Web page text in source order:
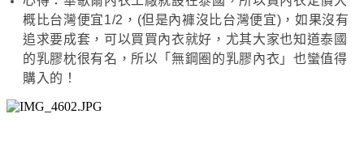
概比台灣便宜1/2，(但是內褲沒比台灣便宜)，如果沒有
追求要成套，可以買買內衣就好，尤其大家也知道泰國
的乳膠枕很有名，所以「無鋼圈的乳膠內衣」也蠻值得
購入的！